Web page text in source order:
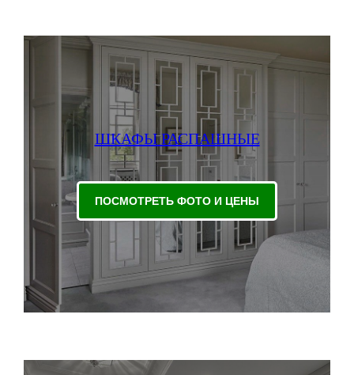
ШКАФЫ РАСПАШНЫЕ
ПОСМОТРЕТЬ ФОТО И ЦЕНЫ